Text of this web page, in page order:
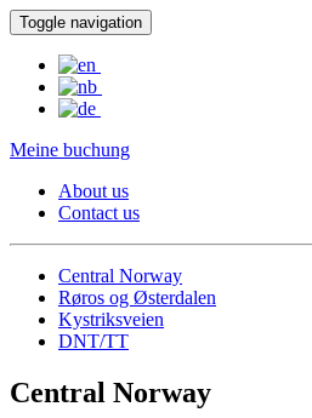
Toggle navigation
Meine buchung
About us
Contact us
Central Norway
Røros og Østerdalen
Kystriksveien
DNT/TT
Central Norway